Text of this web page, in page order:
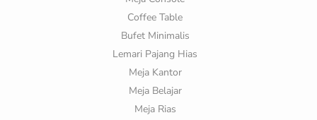
Coffee Table
Bufet Minimalis
Lemari Pajang Hias
Meja Kantor
Meja Belajar
Meja Rias